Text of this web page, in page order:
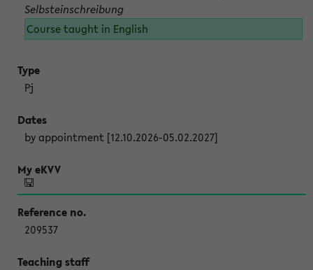
Selbsteinschreibung
Course taught in English
Pj
by appointment [12.10.2026-05.02.2027]
209537